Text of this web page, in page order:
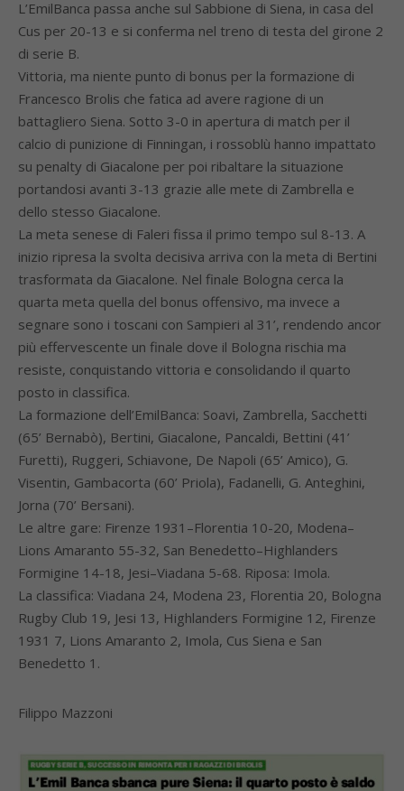
L’EmilBanca passa anche sul Sabbione di Siena, in casa del
Cus per 20-13 e si conferma nel treno di testa del girone 2
di serie B.
Vittoria, ma niente punto di bonus per la formazione di
Francesco Brolis che fatica ad avere ragione di un
battagliero Siena. Sotto 3-0 in apertura di match per il
calcio di punizione di Finningan, i rossoblù hanno impattato
su penalty di Giacalone per poi ribaltare la situazione
portandosi avanti 3-13 grazie alle mete di Zambrella e
dello stesso Giacalone.
La meta senese di Faleri fissa il primo tempo sul 8-13. A
inizio ripresa la svolta decisiva arriva con la meta di Bertini
trasformata da Giacalone. Nel finale Bologna cerca la
quarta meta quella del bonus offensivo, ma invece a
segnare sono i toscani con Sampieri al 31’, rendendo ancor
più effervescente un finale dove il Bologna rischia ma
resiste, conquistando vittoria e consolidando il quarto
posto in classifica.
La formazione dell’EmilBanca: Soavi, Zambrella, Sacchetti
(65’ Bernabò), Bertini, Giacalone, Pancaldi, Bettini (41’
Furetti), Ruggeri, Schiavone, De Napoli (65’ Amico), G.
Visentin, Gambacorta (60’ Priola), Fadanelli, G. Anteghini,
Jorna (70’ Bersani).
Le altre gare: Firenze 1931–Florentia 10-20, Modena–
Lions Amaranto 55-32, San Benedetto–Highlanders
Formigine 14-18, Jesi–Viadana 5-68. Riposa: Imola.
La classifica: Viadana 24, Modena 23, Florentia 20, Bologna
Rugby Club 19, Jesi 13, Highlanders Formigine 12, Firenze
1931 7, Lions Amaranto 2, Imola, Cus Siena e San
Benedetto 1.
Filippo Mazzoni